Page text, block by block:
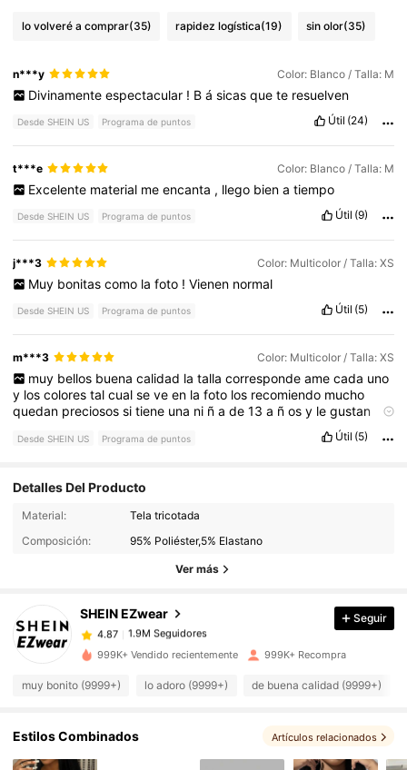
lo volveré a comprar(35) rapidez logística(19) sin olor(35)
n***y Color: Blanco / Talla: M
Divinamente espectacular ! B á sicas que te resuelven
Desde SHEIN US Programa de puntos Útil (24)
t***e Color: Blanco / Talla: M
Excelente material me encanta , llego bien a tiempo
Desde SHEIN US Programa de puntos Útil (9)
j***3 Color: Multicolor / Talla: XS
Muy bonitas como la foto ! Vienen normal
Desde SHEIN US Programa de puntos Útil (5)
m***3 Color: Multicolor / Talla: XS
muy bellos buena calidad la talla corresponde ame cada uno
y loscolorestalcualseveen lafoto los recomiendo mucho
quedan preciosossitiene una ni ñade13a ñosy legustan
pareci
buenopuesvalelapenaasícomprar superperosuper
Desde SHEIN US Programa de puntos Útil (5)
Detalles Del Producto
Material:
Tela tricotada
Composición:
95% Poliéster,5% Elastano
Ver más
SHEIN EZwear
1.9M Seguidores
4.87
1.9M Seguidores
k***9
pagóHace 2 horas
4.87
4.87 1.9M Seguidores
Seguir
999K+ Vendido recientemente 999K+ Recompra
muy bonito (9999+) lo adoro (9999+) de buena calidad (9999+)
Estilos Combinados Artículos relacionados